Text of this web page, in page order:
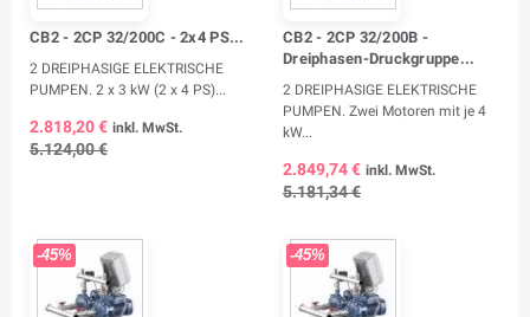
CB2 - 2CP 32/200C - 2x4 PS...
2 DREIPHASIGE ELEKTRISCHE
PUMPEN. 2 x 3 kW (2 x 4 PS)...
2.818,20 € inkl. MwSt.
5.124,00 €
CB2 - 2CP 32/200B -
Dreiphasen-Druckgruppe...
2 DREIPHASIGE ELEKTRISCHE
PUMPEN. Zwei Motoren mit je 4
kW...
2.849,74 € inkl. MwSt.
5.181,34 €
-45% -45%